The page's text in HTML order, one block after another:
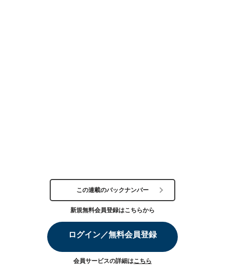
この連載のバックナンバー
新規無料会員登録はこちらから
ログイン／無料会員登録
会員サービスの詳細はこちら